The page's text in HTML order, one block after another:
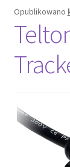
Kasa
Kontakt
Moje konto
Opublikowano